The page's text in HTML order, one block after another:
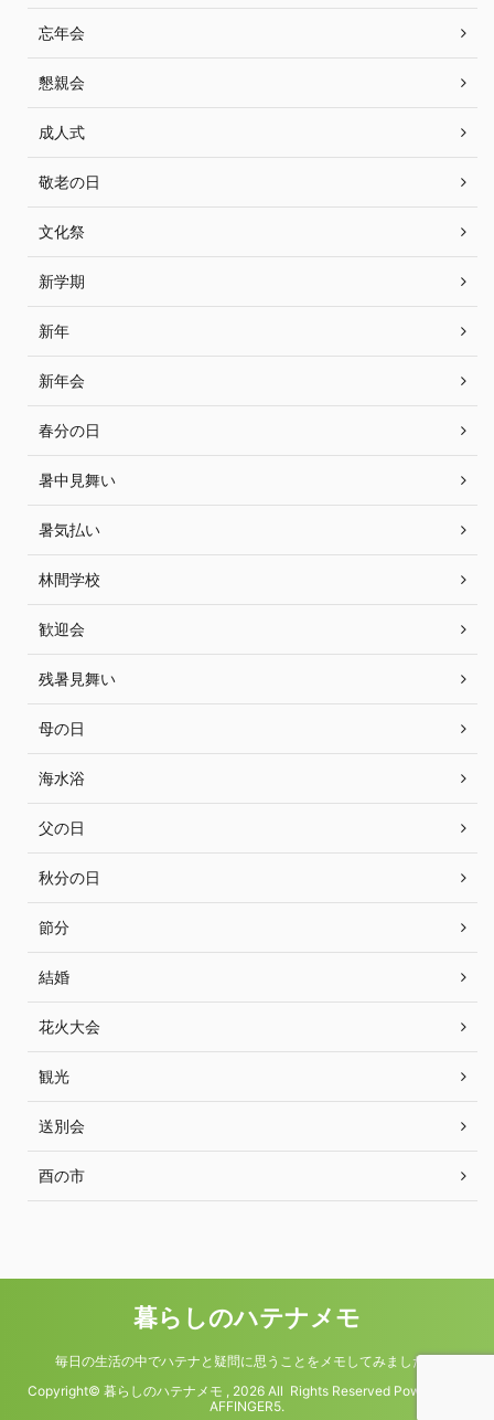
忘年会
懇親会
成人式
敬老の日
文化祭
新学期
新年
新年会
春分の日
暑中見舞い
暑気払い
林間学校
歓迎会
残暑見舞い
母の日
海水浴
父の日
秋分の日
節分
結婚
花火大会
観光
送別会
酉の市
暮らしのハテナメモ
毎日の生活の中でハテナと疑問に思うことをメモしてみました。
Copyright© 暮らしのハテナメモ , 2026 All Rights Reserved Powered by
AFFINGER5.